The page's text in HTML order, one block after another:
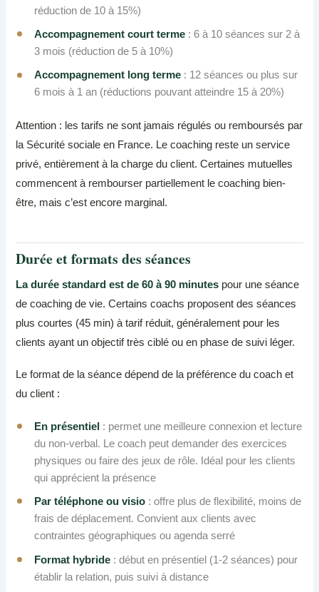
réduction de 10 à 15%)
Accompagnement court terme : 6 à 10 séances sur 2 à
3 mois (réduction de 5 à 10%)
Accompagnement long terme : 12 séances ou plus sur
6 mois à 1 an (réductions pouvant atteindre 15 à 20%)
Attention : les tarifs ne sont jamais régulés ou remboursés par
la Sécurité sociale en France. Le coaching reste un service
privé, entièrement à la charge du client. Certaines mutuelles
commencent à rembourser partiellement le coaching bien-
être, mais c’est encore marginal.
Durée et formats des séances
La durée standard est de 60 à 90 minutes pour une séance
de coaching de vie. Certains coachs proposent des séances
plus courtes (45 min) à tarif réduit, généralement pour les
clients ayant un objectif très ciblé ou en phase de suivi léger.
Le format de la séance dépend de la préférence du coach et
du client :
En présentiel : permet une meilleure connexion et lecture
du non-verbal. Le coach peut demander des exercices
physiques ou faire des jeux de rôle. Idéal pour les clients
qui apprécient la présence
Par téléphone ou visio : offre plus de flexibilité, moins de
frais de déplacement. Convient aux clients avec
contraintes géographiques ou agenda serré
Format hybride : début en présentiel (1-2 séances) pour
établir la relation, puis suivi à distance